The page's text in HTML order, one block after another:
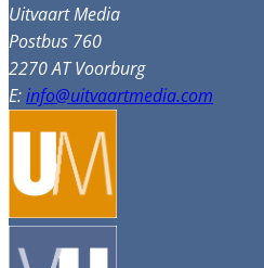
Uitvaart Media
Postbus 760
2270 AT Voorburg
E:info@uitvaartmedia.com